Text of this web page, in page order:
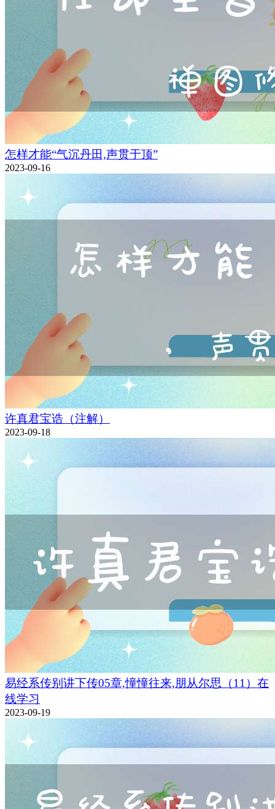
怎样才能“气沉丹田,声贯于顶”
2023-09-16
许真君宝诰（注解）
2023-09-18
易经系传别讲下传05章,憧憧往来,朋从尔思（11）在
线学习
2023-09-19